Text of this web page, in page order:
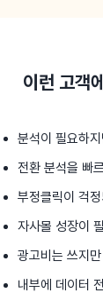
이런 고객
분석이 필요하
전환 분석을 빠
부정클릭이 걱
자사몰 성장이
광고비는 쓰지
내부에 데이터